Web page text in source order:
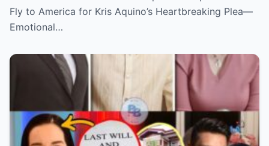
Hidden Tears, and a Final Wish that Shook
Everyone to the Core!
Fly to America for Kris Aquino’s Heartbreaking Plea—
Emotional…